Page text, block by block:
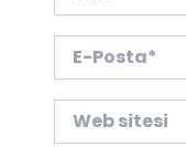
Posta*
sitesi